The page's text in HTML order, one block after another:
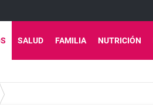
SALUD FAMILIA NUTRICIÓN